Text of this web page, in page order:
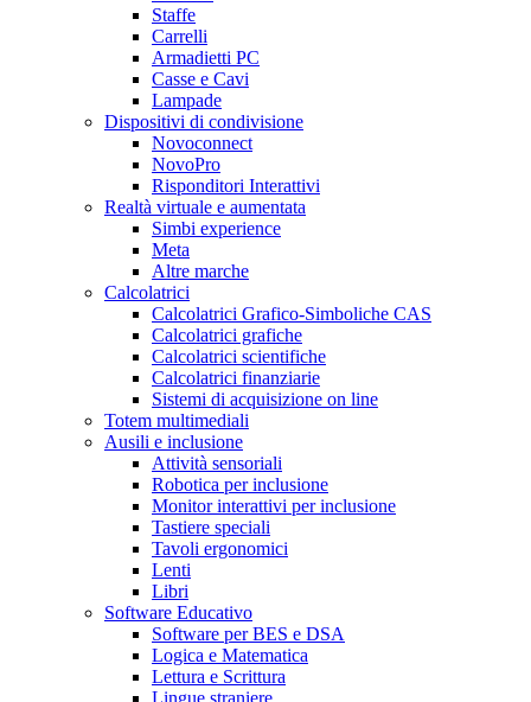
Staffe
Carrelli
Armadietti PC
Casse e Cavi
Lampade
Dispositivi di condivisione
Novoconnect
NovoPro
Risponditori Interattivi
Realtà virtuale e aumentata
Simbi experience
Meta
Altre marche
Calcolatrici
Calcolatrici Grafico-Simboliche CAS
Calcolatrici grafiche
Calcolatrici scientifiche
Calcolatrici finanziarie
Sistemi di acquisizione on line
Totem multimediali
Ausili e inclusione
Attività sensoriali
Robotica per inclusione
Monitor interattivi per inclusione
Tastiere speciali
Tavoli ergonomici
Lenti
Libri
Software Educativo
Software per BES e DSA
Logica e Matematica
Lettura e Scrittura
Lingue straniere